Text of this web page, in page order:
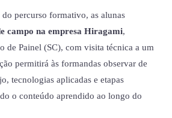
percurso formativo, as alunas
campo na empresa Hiragami,
de Painel (SC), com visita técnica a um
permitirá às formandas observar de
tecnologias aplicadas e etapas
o conteúdo aprendido ao longo do